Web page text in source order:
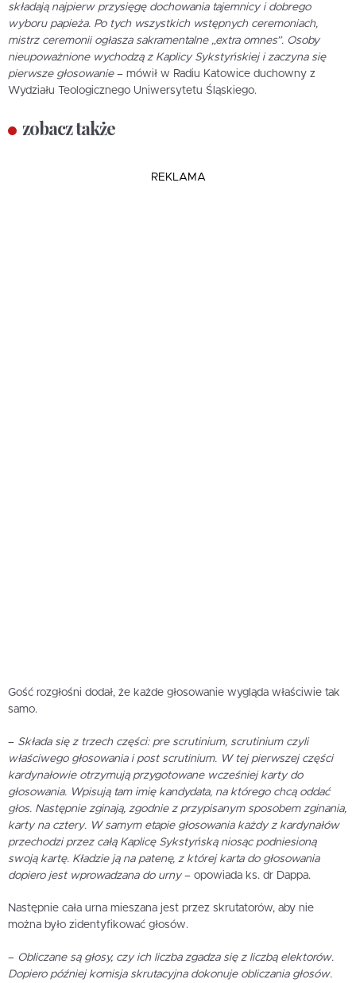
składają najpierw przysięgę dochowania tajemnicy i dobrego
wyboru papieża. Po tych wszystkich wstępnych ceremoniach,
mistrz ceremonii ogłasza sakramentalne „extra omnes”. Osoby
nieupoważnione wychodzą z Kaplicy Sykstyńskiej i zaczyna się
pierwsze głosowanie – mówił w Radiu Katowice duchowny z
Wydziału Teologicznego Uniwersytetu Śląskiego.
zobacz także
REKLAMA
Gość rozgłośni dodał, że każde głosowanie wygląda właściwie tak
samo.
– Składa się z trzech części: pre scrutinium, scrutinium czyli
właściwego głosowania i post scrutinium. W tej pierwszej części
kardynałowie otrzymują przygotowane wcześniej karty do
głosowania. Wpisują tam imię kandydata, na którego chcą oddać
głos. Następnie zginają, zgodnie z przypisanym sposobem zginania,
karty na cztery. W samym etapie głosowania każdy z kardynałów
przechodzi przez całą Kaplicę Sykstyńską niosąc podniesioną
swoją kartę. Kładzie ją na patenę, z której karta do głosowania
dopiero jest wprowadzana do urny – opowiada ks. dr Dappa.
Następnie cała urna mieszana jest przez skrutatorów, aby nie
można było zidentyfikować głosów.
– Obliczane są głosy, czy ich liczba zgadza się z liczbą elektorów.
Dopiero później komisja skrutacyjna dokonuje obliczania głosów.